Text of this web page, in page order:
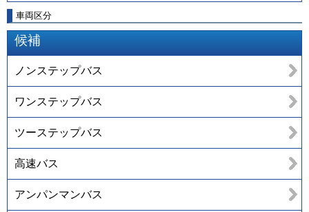
車両区分
候補
ノンステップバス
ワンステップバス
ツーステップバス
高速バス
アンパンマンバス